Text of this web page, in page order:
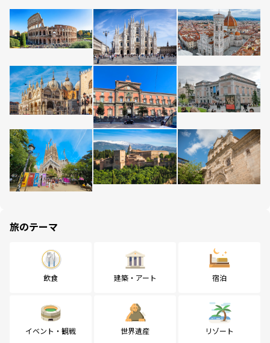
旅のテーマ
飲食 建築・アート 宿泊
イベント・観戦 世界遺産 リゾート